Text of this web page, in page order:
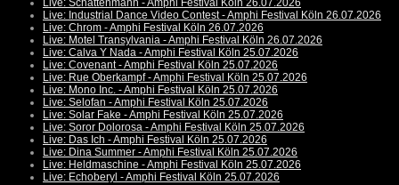
Live: Schattenmann - Amphi Festival Köln 26.07.2026
Live: Industrial Dance Video Contest - Amphi Festival Köln 26.07.2026
Live: Chrom - Amphi Festival Köln 26.07.2026
Live: Motel Transylvania - Amphi Festival Köln 26.07.2026
Live: Calva Y Nada - Amphi Festival Köln 25.07.2026
Live: Covenant - Amphi Festival Köln 25.07.2026
Live: Rue Oberkampf - Amphi Festival Köln 25.07.2026
Live: Mono Inc. - Amphi Festival Köln 25.07.2026
Live: Selofan - Amphi Festival Köln 25.07.2026
Live: Solar Fake - Amphi Festival Köln 25.07.2026
Live: Soror Dolorosa - Amphi Festival Köln 25.07.2026
Live: Das Ich - Amphi Festival Köln 25.07.2026
Live: Dina Summer - Amphi Festival Köln 25.07.2026
Live: Heldmaschine - Amphi Festival Köln 25.07.2026
Live: Echoberyl - Amphi Festival Köln 25.07.2026